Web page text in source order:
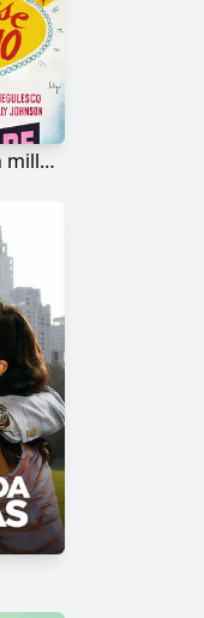
Cómo casarse con un millonario